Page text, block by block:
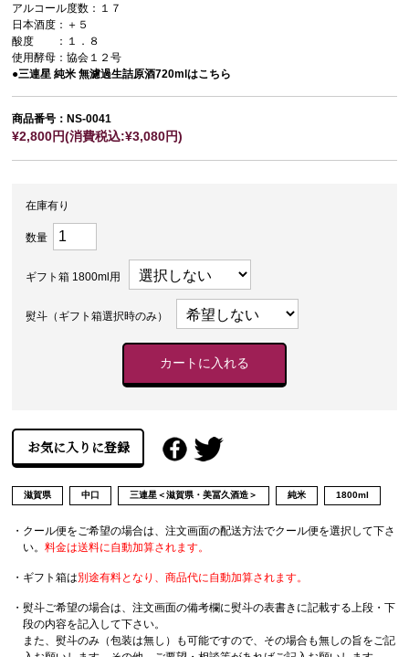
アルコール度数：１７
日本酒度：＋５
酸度 ：１．８
使用酵母：協会１２号
●三連星 純米 無濾過生詰原酒720mlはこちら
商品番号：NS-0041
¥2,800円(消費税込:¥3,080円)
在庫有り
数量
ギフト箱 1800ml用
熨斗（ギフト箱選択時のみ）
滋賀県 中口 三連星＜滋賀県・美冨久酒造＞ 純米 1800ml
・クール便をご希望の場合は、注文画面の配送方法でクール便を選択して下さ
い。料金は送料に自動加算されます。
・ギフト箱は別途有料となり、商品代に自動加算されます。
・熨斗ご希望の場合は、注文画面の備考欄に熨斗の表書きに記載する上段・下
段の内容を記入して下さい。
また、熨斗のみ（包装は無し）も可能ですので、その場合も無しの旨をご記